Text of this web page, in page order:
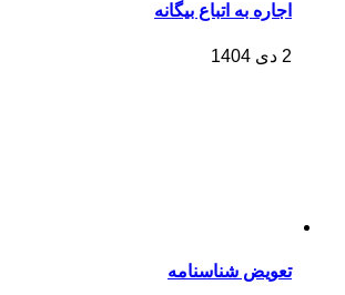
اجاره به اتباع بیگانه
2 دی 1404
تعویض شناسنامه